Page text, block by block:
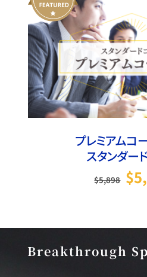
On Sale
お買い物カゴに追
プレミアムコ
スタンダー
$5,898 元
$
Breakthrough